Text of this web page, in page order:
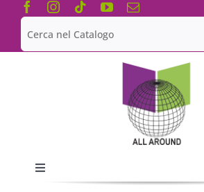
Salta
contenuto
Cerca
per:
Toggle
Navigation